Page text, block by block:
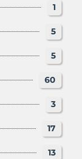
1
5
5
60
3
17
13